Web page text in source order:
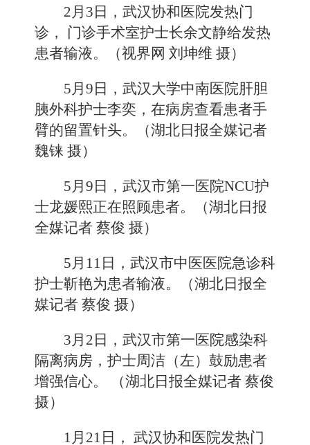
2月3日，武汉协和医院发热门
诊， 门诊手术室护士长余文静给发热
患者输液。（视界网 刘坤维 摄）
5月9日，武汉大学中南医院肝胆
胰外科护士李奕，在病房查看患者手
臂的留置针头。（湖北日报全媒记者
魏铼 摄）
5月9日，武汉市第一医院NCU护
士龙媛熙正在照顾患者。（湖北日报
全媒记者 蔡俊 摄）
5月11日，武汉市中医医院急诊科
护士靳艳为患者输液。（湖北日报全
媒记者 蔡俊 摄）
3月2日，武汉市第一医院感染科
隔离病房，护士周洁（左）鼓励患者
增强信心。 （湖北日报全媒记者 蔡俊
摄）
1月21日， 武汉协和医院发热门